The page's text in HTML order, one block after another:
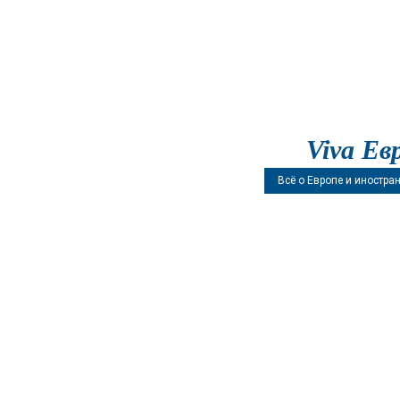
Viva
Всё о Европе и